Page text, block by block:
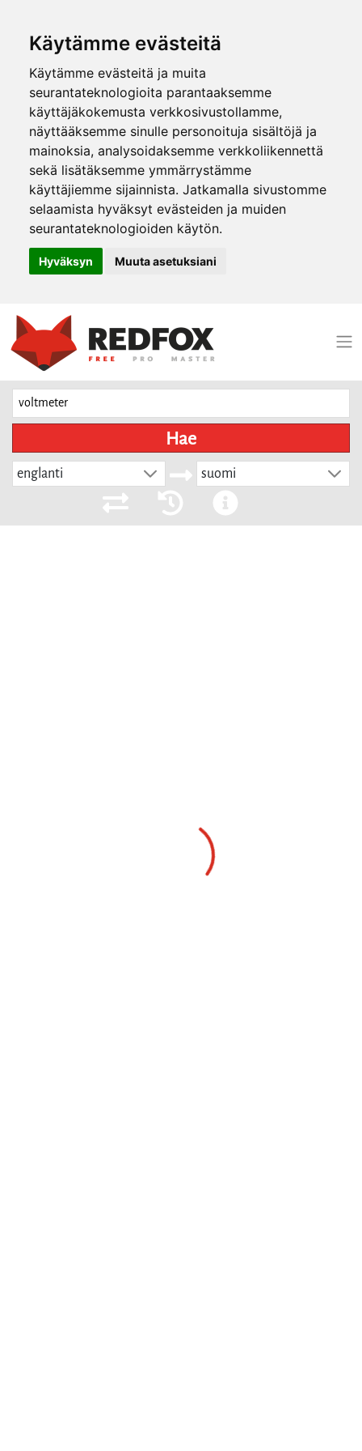
Käytämme evästeitä
Käytämme evästeitä ja muita
seurantateknologioita parantaaksemme
käyttäjäkokemusta verkkosivustollamme,
näyttääksemme sinulle personoituja sisältöjä ja
mainoksia, analysoidaksemme verkkoliikennettä
sekä lisätäksemme ymmärrystämme
käyttäjiemme sijainnista. Jatkamalla sivustomme
selaamista hyväksyt evästeiden ja muiden
seurantateknologioiden käytön.
Hyväksyn Muuta asetuksiani
Hae
englanti suomi